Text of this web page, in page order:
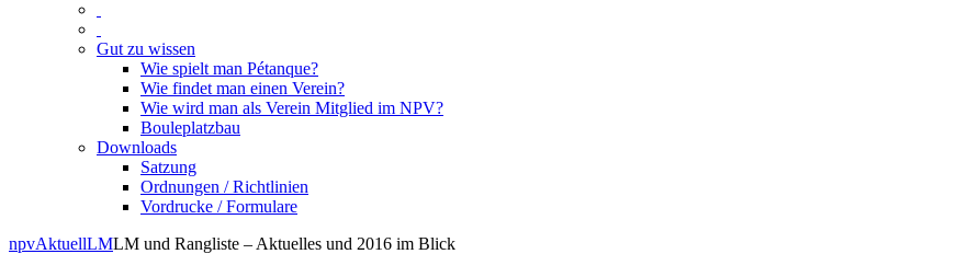
Gut zu wissen
Wie spielt man Pétanque?
Wie findet man einen Verein?
Wie wird man als Verein Mitglied im NPV?
Bouleplatzbau
Downloads
Satzung
Ordnungen / Richtlinien
Vordrucke / Formulare
Skip
npvAktuellLMLM und Rangliste – Aktuelles und 2016 im Blick